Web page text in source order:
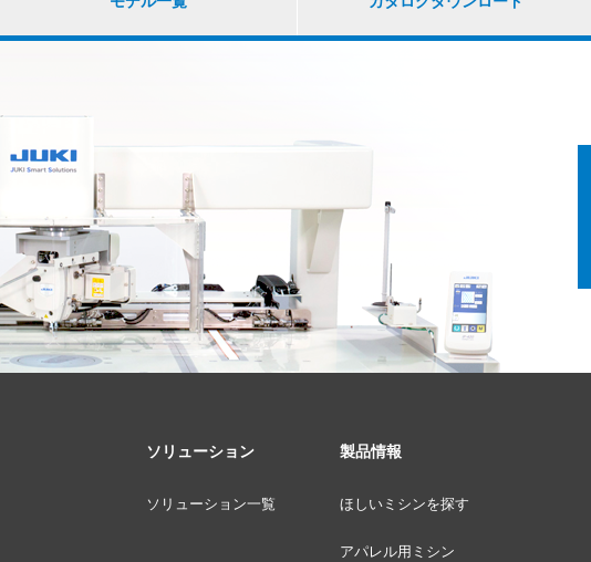
ソリューション
ソリューション一覧
製品情報
ほしいミシンを探す
アパレル用ミシン